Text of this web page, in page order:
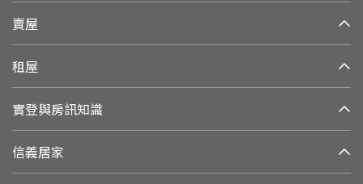
賣屋
租屋
實登與房訊知識
信義居家